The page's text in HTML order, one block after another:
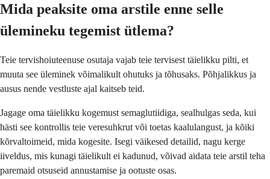
Mida peaksite oma arstile enne selle
ülemineku tegemist ütlema?
Teie tervishoiuteenuse osutaja vajab teie tervisest täielikku pilti, et
muuta see üleminek võimalikult ohutuks ja tõhusaks. Põhjalikkus ja
ausus nende vestluste ajal kaitseb teid.
Jagage oma täielikku kogemust semaglutiidiga, sealhulgas seda, kui
hästi see kontrollis teie veresuhkrut või toetas kaalulangust, ja kõiki
kõrvaltoimeid, mida kogesite. Isegi väikesed detailid, nagu kerge
iiveldus, mis kunagi täielikult ei kadunud, võivad aidata teie arstil teha
paremaid otsuseid annustamise ja ootuste osas.